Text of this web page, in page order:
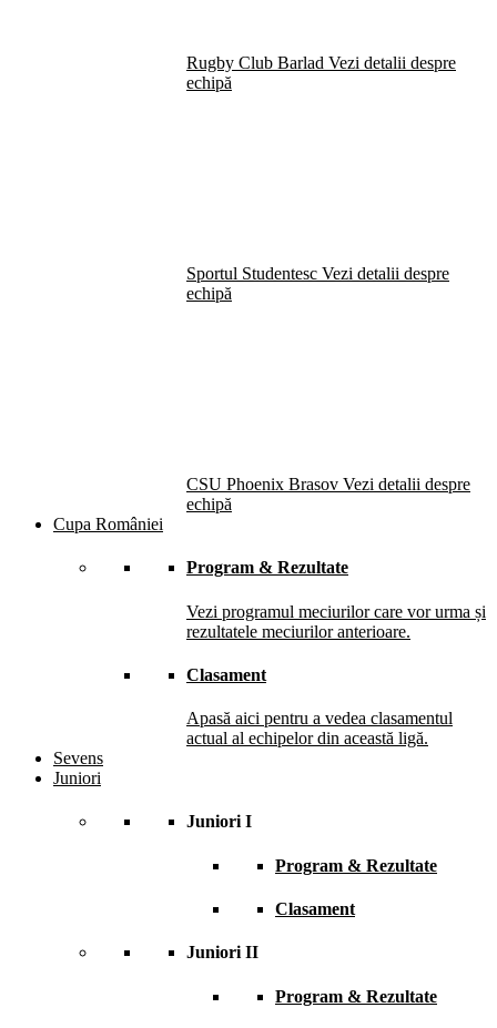
Rugby Club Barlad Vezi detalii despre
echipă
Sportul Studentesc Vezi detalii despre
echipă
CSU Phoenix Brasov Vezi detalii despre
echipă
Cupa României
Program & Rezultate
Vezi programul meciurilor care vor urma și
rezultatele meciurilor anterioare.
Clasament
Apasă aici pentru a vedea clasamentul
actual al echipelor din această ligă.
Sevens
Juniori
Juniori I
Program & Rezultate
Clasament
Juniori II
Program & Rezultate